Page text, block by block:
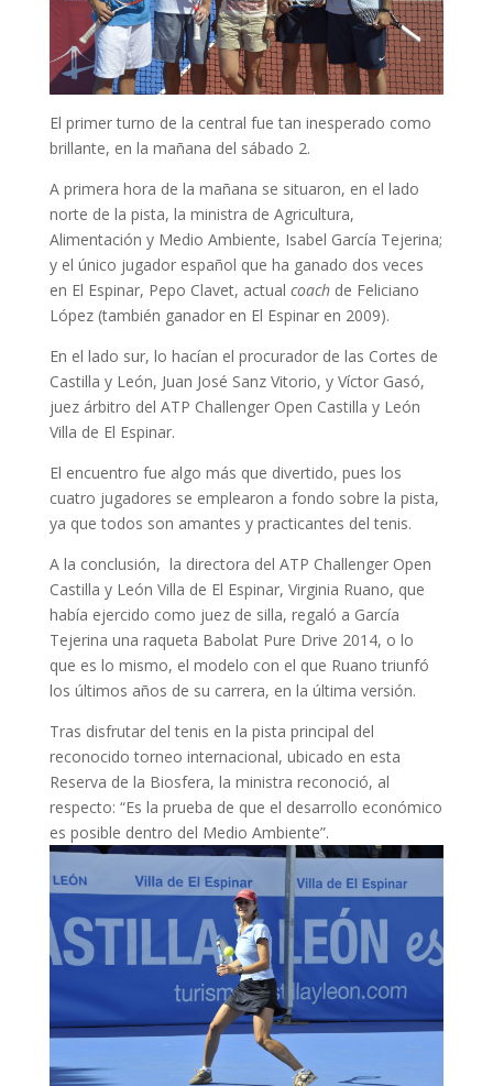
El primer turno de la central fue tan inesperado como
brillante, en la mañana del sábado 2.
A primera hora de la mañana se situaron, en el lado
norte de la pista, la ministra de Agricultura,
Alimentación y Medio Ambiente, Isabel García Tejerina;
y el único jugador español que ha ganado dos veces
en El Espinar, Pepo Clavet, actual coachde Feliciano
López (también ganador en El Espinar en 2009).
En el lado sur, lo hacían el procurador de las Cortes de
Castilla y León, Juan José Sanz Vitorio, y Víctor Gasó,
juez árbitro del ATP Challenger Open Castilla y León
Villa de El Espinar.
El encuentro fue algo más que divertido, pues los
cuatro jugadores se emplearon a fondo sobre la pista,
ya que todos son amantes y practicantes del tenis.
A la conclusión, la directora del ATP Challenger Open
Castilla y León Villa de El Espinar, Virginia Ruano, que
había ejercido como juez de silla, regaló a García
Tejerina una raqueta Babolat Pure Drive 2014, o lo
que es lo mismo, el modelo con el que Ruano triunfó
los últimos años de su carrera, en la última versión.
Tras disfrutar del tenis en la pista principal del
reconocido torneo internacional, ubicado en esta
Reserva de la Biosfera, la ministra reconoció, al
respecto: “Es la prueba de que el desarrollo económico
es posible dentro del Medio Ambiente”.